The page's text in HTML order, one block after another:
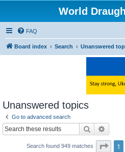
World
FAQ
Board index Search Unanswered
Unanswered topics
Go to advanced search
Search
Search found 949 matches Page
1